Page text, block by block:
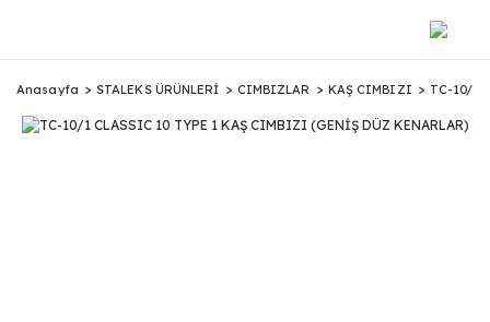
Anasayfa STALEKS ÜRÜNLERİ CIMBIZLAR KAŞ CIMBIZI TC-10/1